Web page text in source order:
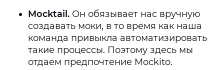
Mocktail. Он обязывает нас вручную
создавать моки, в то время как наша
команда привыкла автоматизировать
такие процессы. Поэтому здесь мы
отдаем предпочтение Mockito.